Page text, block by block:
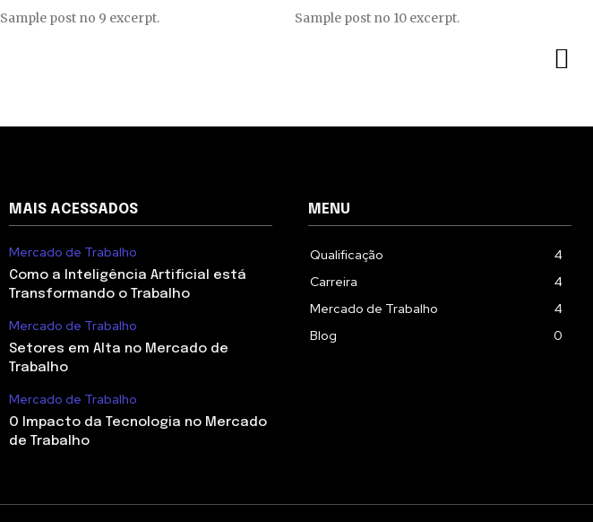
Sample post no 9 excerpt. Sample post no 10 excerpt.
MAIS ACESSADOS
Mercado de Trabalho
Como a Inteligência Artificial está
Transformando o Trabalho
Mercado de Trabalho
Setores em Alta no Mercado de
Trabalho
Mercado de Trabalho
O Impacto da Tecnologia no Mercado
de Trabalho
MENU
Qualificação
4
Carreira
4
Mercado de Trabalho
4
Blog
0